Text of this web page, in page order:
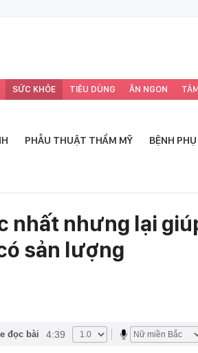
SỨC KHỎE TIÊU DÙNG ĂN NGON
PHẪU THUẬT THẨM MỸ BỆNH
nhất nhưng lại
sản lượng
đọc bài 4:39